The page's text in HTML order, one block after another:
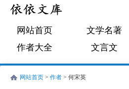
网站首页 文学名著
作者大全
文言文
网站首页 > 作者 > 何宋英